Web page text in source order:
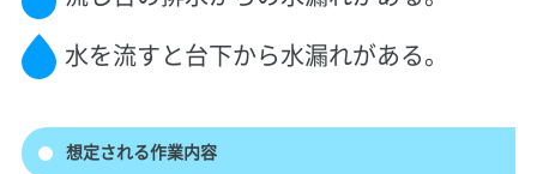
水を流すと台下から水漏れがある。
想定される作業内容